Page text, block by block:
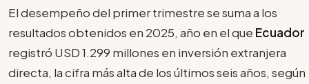
El desempeño del primer trimestre se suma a los
resultados obtenidos en 2025, año en el que Ecuador
registró USD 1.299 millones en inversión extranjera
directa, la cifra más alta de los últimos seis años, según